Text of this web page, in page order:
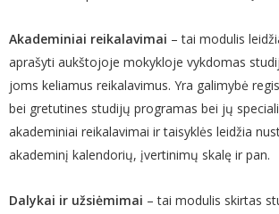
Akademiniai reikalavimai – tai modulis
aprašyti aukštojoje mokykloje vykdomas
joms keliamus reikalavimus. Yra galimybė
bei gretutines studijų programas bei jų
akademiniai reikalavimai ir taisyklės leidžia
akademinį kalendorių, įvertinimų skalę ir pan.
Dalykai ir užsiėmimai – tai modulis skirtas